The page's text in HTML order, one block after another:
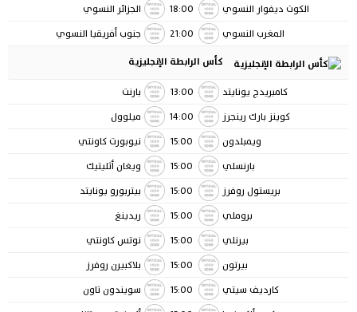
الكوت ديفوار النسوي
18:00
الجزائر النسوي
المغرب النسوي
21:00
جنوب أفريقيا النسوي
كأس الرابطة الإنجليزية
كامبريدج يونايتد
13:00
بارنت
كوينز بارك رينجرز
14:00
ميلوول
ويمبلدون
15:00
نيوبورت كاونتي
بارنسلي
15:00
ويغان أثليتيك
بريستول روفرز
15:00
بيتربورو يونايتد
بروملي
15:00
ريدينغ
بيرنلي
15:00
نوتس كاونتي
بيرتون
15:00
بلاكبيرن روفرز
كارديف سيتي
15:00
سويندون تاون